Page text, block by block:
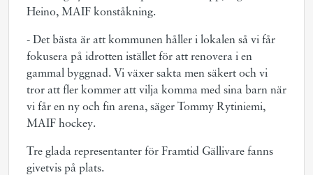
Heino, MAIF konståkning.
- Det bästa är att kommunen håller i lokalen så vi får
fokusera på idrotten istället för att renovera i en
gammal byggnad. Vi växer sakta men säkert och vi
tror att fler kommer att vilja komma med sina barn när
vi får en ny och fin arena, säger Tommy Rytiniemi,
MAIF hockey.
Tre glada representanter för Framtid Gällivare fanns
givetvis på plats.